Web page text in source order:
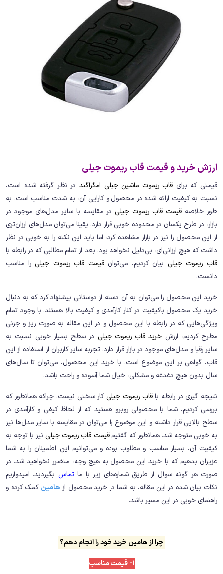
ارزش خرید و قیمت قاب ریموت جیلی
قیمتی که برای قاب ریموت ماشین جیلی امگراگند در نظر گرفته شده است،
نسبت به کیفیت ارائه شده در محصول و کارایی آن، به شدت مناسب است. به
طور خلاصهقیمت قاب ریموت جیلی در مقایسه با سایر مدل‌های موجود در
بازار، در طرح یکسان در محدوده خوبی قرار دارد. یقینا می‌توان مدل‌های ارزان‌تری
از این محصول را نیز در بازار مشاهده کرد، اما باید این نکته را به خوبی در نظر
داشت که هیچ ارزانی‌ای، بی‌دلیل نخواهد بود. بعد از تمام مطالبی که در رابطه با
قاب ریموت جیلی بیان کردیم، می‌توانقیمت قاب ریموت جیلی را مناسب
دانست.
خرید این محصول را می‌توان به آن دسته از دوستانی پیشنهاد کرد که به دنبال
خرید یک محصول باکیفیت در کنار کارآمدی و کیفیت بالا هستند. با وجود تمام
ویژگی‌هایی که در رابطه با این محصول و در این مقاله به صورت ریز و جزئی
مطرح کردیم، ارزش خرید قاب ریموت جیلی در سطح بسیار خوبی نسبت به
سایر رقبا و مدل‌های موجود در بازار قرار دارد. تجربه سایر کاربران از استفاده از این
قاب، گواهی بر این موضوع است. با خرید این محصول، می‌توان تا سال‌های
سال بدون هیچ دغدغه و مشکلی، خیال شما آسوده و راحت باشد.
نتیجه گیری در رابطه باقاب ریموت جیلی کار سختی نیست. چراکه همانطور که
بررسی کردیم، شما با محصولی روبرو هستید که از لحاظ کیفی و کارآمدی در
سطح بالایی قرار داشته و این موضوع را می‌توان در مقایسه با سایر مدل‌ها نیز
به خوبی متوجه شد. همانطور که گفتیمقیمت قاب ریموت جیلی نیز با توجه به
کیفیت آن، بسیار مناسب و مطلوب بوده و می‌توانیم این اطمینان را به شما
عزیزان بدهیم که با خرید این محصول به هیچ وجه، متضرر نخواهید شد. در
صورت هر گونه‌ سوال از طریق شماره‌های زیر با ماتماس بگیردید. امیدواریم
نکات بیان شده در این مقاله، به شما در خرید محصول از هامین کمک کرده و
راهنمای خوبی در این مسیر باشد.
چرا از هامین خرید خود را انجام دهم؟
1- قیمت مناسب